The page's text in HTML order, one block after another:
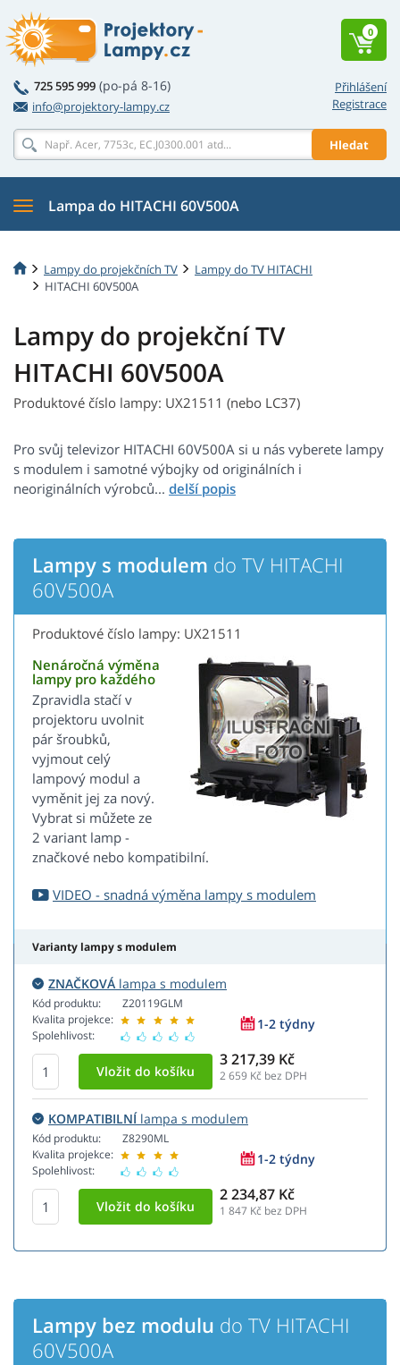
Přihlášení
Registrace
725 595 999 (po-pá 8-16)
info@projektory-lampy.cz
Hledat
0
Lampa do HITACHI 60V500A
Lampy do projekčních TV
Lampy do TV HITACHI
HITACHI 60V500A
Lampy do projekční TV
HITACHI 60V500A
Produktové číslo lampy: UX21511 (nebo LC37)
Pro svůj televizor HITACHI 60V500A si u nás vyberete lampy
s modulem i samotné výbojky od originálních i
neoriginálních výrobců...
Lampy s modulem do TV HITACHI
60V500A
Produktové číslo lampy: UX21511
Nenáročná výměna
lampy pro každého
Zpravidla stačí v
projektoru uvolnit
pár šroubků,
vyjmout celý
lampový modul a
vyměnit jej za nový.
Vybrat si můžete ze
2 variant lamp -
značkové nebo kompatibilní.
VIDEO - snadná výměna lampy s modulem
Varianty lampy s modulem
ZNAČKOVÁ lampa s modulem
Kód produktu:
Kvalita projekce:
Spolehlivost:
Z20119GLM
1-2 týdny
3 217,39 Kč
2 659 Kč bez DPH
KOMPATIBILNÍlampa s modulem
Kód produktu:
Kvalita projekce:
Spolehlivost:
Z8290ML
1-2 týdny
2 234,87 Kč
1 847 Kč bez DPH
Lampy bez modulu do TV HITACHI
60V500A